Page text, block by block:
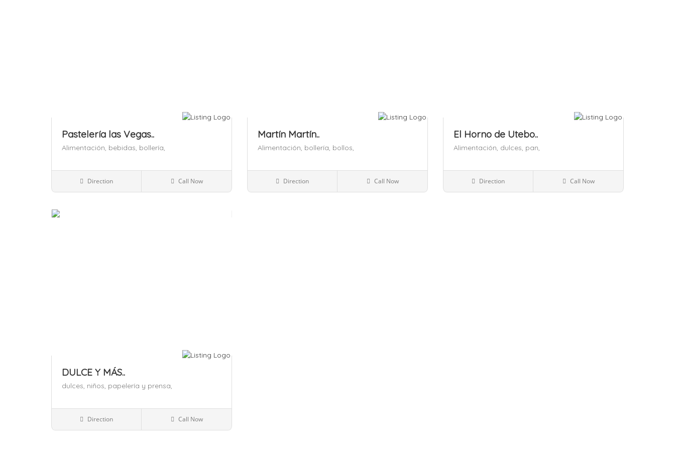
Pastelería las Vegas..
Alimentación, bebidas, bollería,
Alimentación
Direction Call Now
Martín Martín..
Alimentación, bollería, bollos,
Alimentación
Direction Call Now
El Horno de Utebo..
Alimentación, dulces, pan,
Alimentación
Direction Call Now
DULCE Y MÁS..
dulces, niños, papelería y prensa,
Alimentación
Direction Call Now